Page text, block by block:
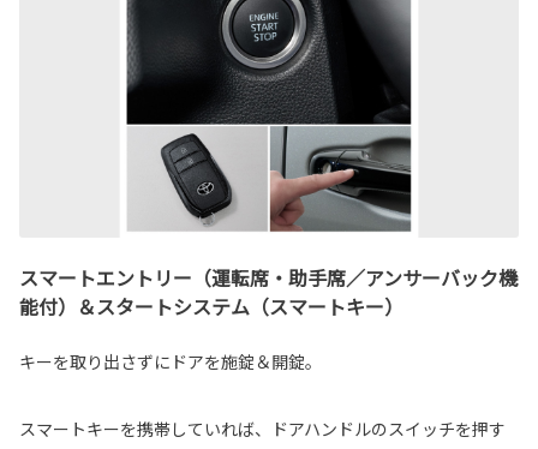
スマートエントリー（運転席・助手席／アンサーバック機
能付）＆スタートシステム（スマートキー）
キーを取り出さずにドアを施錠＆開錠。
スマートキーを携帯していれば、ドアハンドルのスイッチを押す